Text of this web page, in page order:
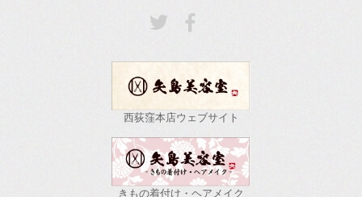
西荻窪本店ウェブサイト
きもの着付け・ヘアメイク